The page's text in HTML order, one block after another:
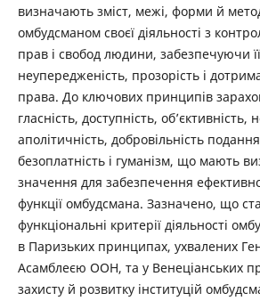
визначають зміст, межі, форми й
омбудсманом своєї діяльності з
прав і свобод людини, забезпечуючи
неупередженість, прозорість і
права. До ключових принципів
гласність, доступність, об’єктивність,
аполітичність, добровільність
безоплатність і гуманізм, що мають
значення для забезпечення
функції омбудсмана. Зазначено, що
функціональні критерії діяльності
в Паризьких принципах, ухвалених
Асамблеєю ООН, та у Венеціанських
захисту й розвитку інституцій